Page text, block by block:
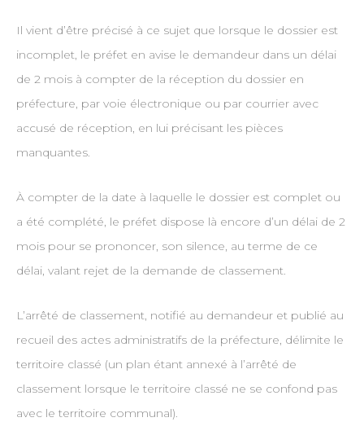
Il vient d’être précisé à ce sujet que lorsque le dossier est
incomplet, le préfet en avise le demandeur dans un délai
de 2 mois à compter de la réception du dossier en
préfecture, par voie électronique ou par courrier avec
accusé de réception, en lui précisant les pièces
manquantes.
À compter de la date à laquelle le dossier est complet ou
a été complété, le préfet dispose là encore d’un délai de 2
mois pour se prononcer, son silence, au terme de ce
délai, valant rejet de la demande de classement.
L’arrêté de classement, notifié au demandeur et publié au
recueil des actes administratifs de la préfecture, délimite le
territoire classé (un plan étant annexé à l’arrêté de
classement lorsque le territoire classé ne se confond pas
avec le territoire communal).